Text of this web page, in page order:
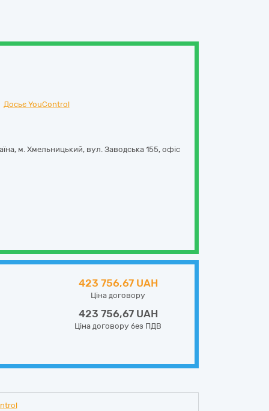
Досьє YouControl
м. Хмельницький, вул. Заводська 155, офіс
423 756,67 UAH
Ціна договору
423 756,67 UAH
Ціна договору без ПДВ